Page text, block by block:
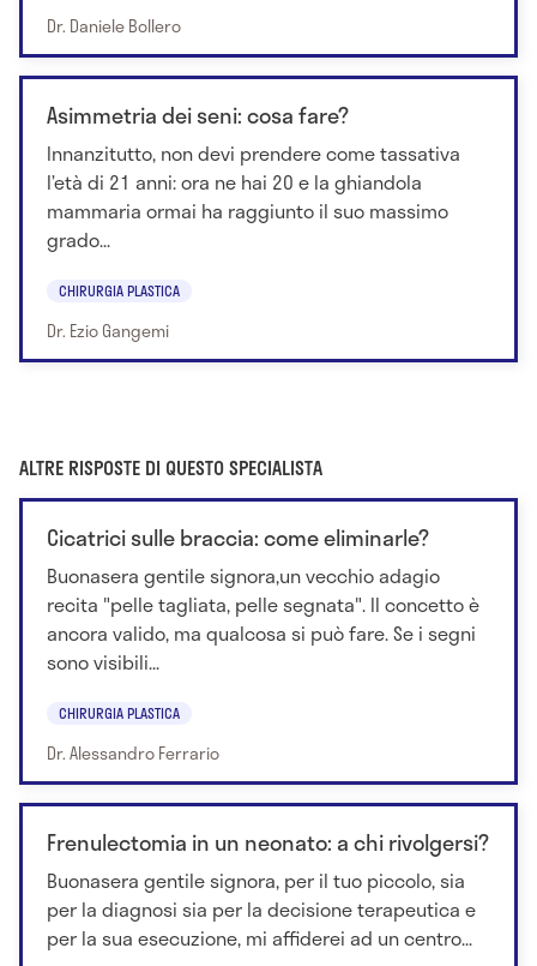
Dr. Daniele Bollero
Asimmetria dei seni: cosa fare?
Innanzitutto, non devi prendere come tassativa
l’età di 21 anni: ora ne hai 20 e la ghiandola
mammaria ormai ha raggiunto il suo massimo
grado...
CHIRURGIA PLASTICA
Dr. Ezio Gangemi
ALTRE RISPOSTE DI QUESTO SPECIALISTA
Cicatrici sulle braccia: come eliminarle?
Buonasera gentile signora,un vecchio adagio
recita "pelle tagliata, pelle segnata". Il concetto è
ancora valido, ma qualcosa si può fare. Se i segni
sono visibili...
CHIRURGIA PLASTICA
Dr. Alessandro Ferrario
Frenulectomia in un neonato: a chi rivolgersi?
Buonasera gentile signora, per il tuo piccolo, sia
per la diagnosi sia per la decisione terapeutica e
per la sua esecuzione, mi affiderei ad un centro...